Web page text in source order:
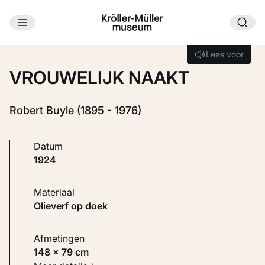
Ga naar hoofdinhoud
Lees voor
Lees voor
VROUWELIJK NAAKT
Robert Buyle (1895 - 1976)
Datum
1924
Materiaal
Olieverf op doek
Afmetingen
148 × 79 cm